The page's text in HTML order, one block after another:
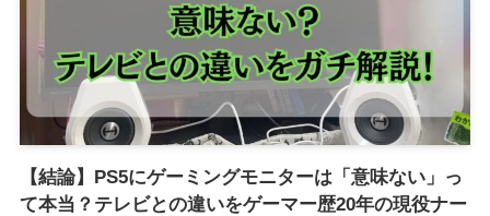
【結論】PS5にゲーミングモニターは「意味ない」っ
て本当？テレビとの違いをゲーマー歴20年の現役ナー